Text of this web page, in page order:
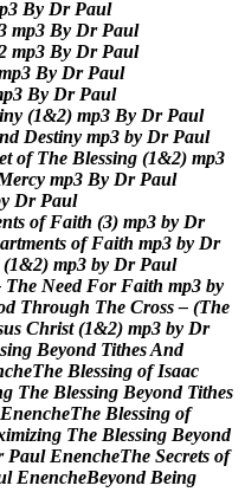
p3 By Dr Paul
mp3 By Dr Paul
mp3 By Dr Paul
p3 By Dr Paul
p3 By Dr Paul
iny (1&2) mp3 By Dr Paul
nd Destiny mp3 by Dr Paul
et of The Blessing (1&2) mp3
ercy mp3 By Dr Paul
y Dr Paul
nts of Faith (3) mp3 by Dr
artments of Faith mp3 by Dr
(1&2) mp3 by Dr Paul
The Need For Faith mp3 by
d Through The Cross – (The
us Christ (1&2) mp3 by Dr
sing Beyond TithesAnd
cheThe Blessing of Isaac
g The Blessing Beyond Tithes
EnencheThe Blessing of
imizing The Blessing Beyond
Paul EnencheThe Secrets of
l EnencheBeyond Being